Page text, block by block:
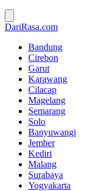
DariRasa.com
Bandung
Cirebon
Garut
Karawang
Cilacap
Magelang
Semarang
Solo
Banyuwangi
Jember
Kediri
Malang
Surabaya
Yogyakarta